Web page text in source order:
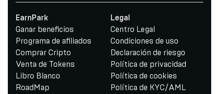
EarnPark
Ganar beneficios
Programa de afiliados
Comprar Cripto
Venta de Tokens
Libro Blanco
RoadMap
Legal
Centro Legal
Condiciones de uso
Declaración de riesgo
Política de privacidad
Política de cookies
Política de KYC/AML